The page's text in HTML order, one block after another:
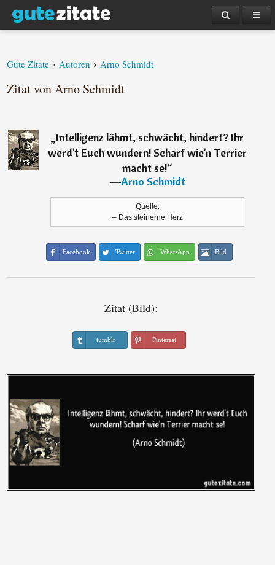
Gute Zitate › Autoren › Arno Schmidt
Zitat von Arno Schmidt
„Intelligenz lähmt, schwächt, hindert? Ihr
werd't Euch wundern! Scharf wie'n Terrier
macht se!“
―Arno Schmidt
Quelle:
– Das steinerne Herz
Facebook Twitter WhatsApp Bild
Zitat (Bild):
tumblr Pinterest